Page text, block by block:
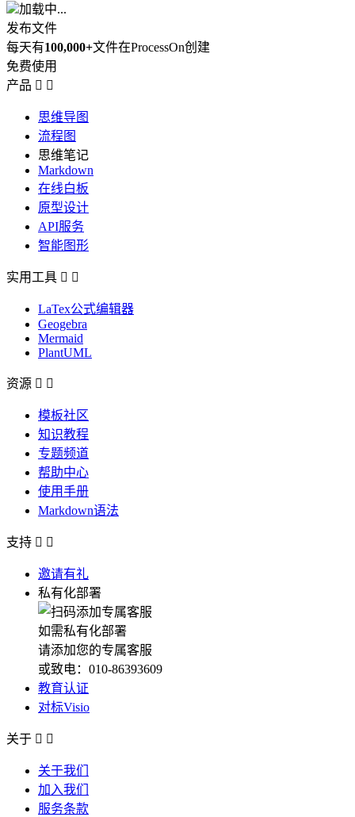
加载中...
发布文件
每天有100,000+文件在ProcessOn创建
免费使用
产品  
思维导图
流程图
思维笔记
Markdown
在线白板
原型设计
API服务
智能图形
实用工具  
LaTex公式编辑器
Geogebra
Mermaid
PlantUML
资源  
模板社区
知识教程
专题频道
帮助中心
使用手册
Markdown语法
支持  
邀请有礼
私有化部署
如需私有化部署
请添加您的专属客服
或致电：010-86393609
教育认证
对标Visio
关于  
关于我们
加入我们
服务条款